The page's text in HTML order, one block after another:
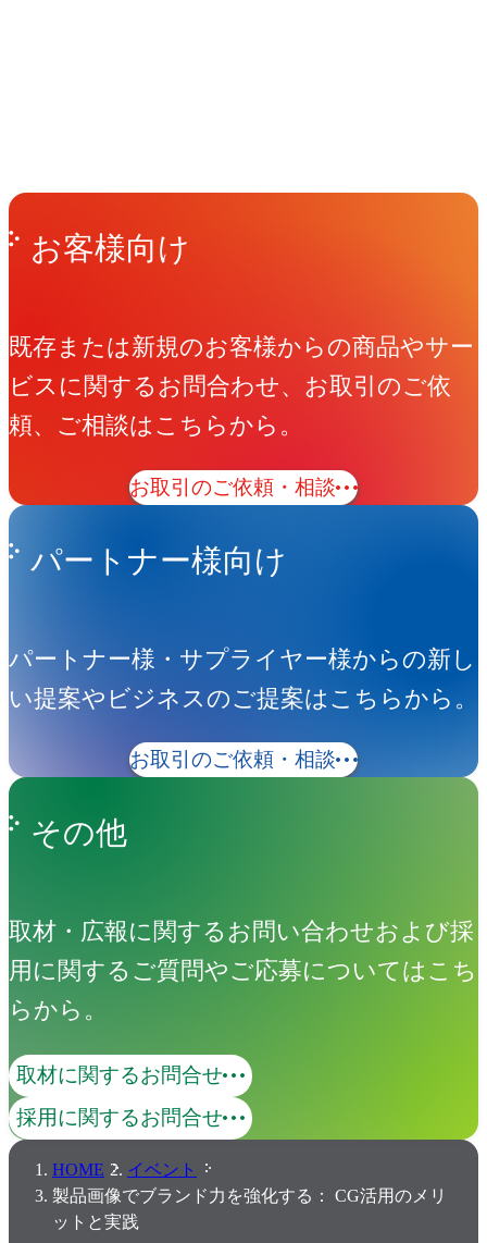
Get in Touchお問い合わせ
お客様向け
既存または新規のお客様からの商品やサー
ビスに関するお問合わせ、お取引のご依
頼、ご相談はこちらから。
お取引のご依頼・相談
パートナー様向け
パートナー様・サプライヤー様からの新し
い提案やビジネスのご提案はこちらから。
お取引のご依頼・相談
その他
取材・広報に関するお問い合わせおよび採
用に関するご質問やご応募についてはこち
らから。
取材に関するお問合せ
採用に関するお問合せ
HOME
イベント
製品画像でブランド力を強化する： CG活用のメリ
ットと実践